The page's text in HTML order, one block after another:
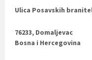
Ulica Posavskih
76233, Domaljevac
Bosna i Hercegovina